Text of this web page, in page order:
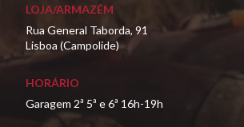
LOJA/ARMAZÉM
Rua General Taborda, 91
Lisboa (Campolide)
HORÁRIO
Garagem 2ª 5ª e 6ª 16h-19h